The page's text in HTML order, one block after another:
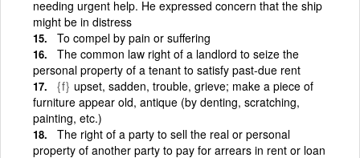
needing urgent help. He expressed concern that the ship
might be in distress
To compel by pain or suffering
The common law right of a landlord to seize the
personal property of a tenant to satisfy past-due rent
{f} upset, sadden, trouble, grieve; make a piece of
furniture appear old, antique (by denting, scratching,
painting, etc.)
The right of a party to sell the real or personal
property of another party to pay for arrears in rent or loan